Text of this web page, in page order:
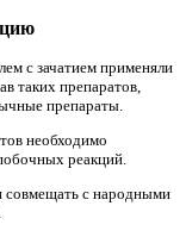
с зачатием применяли
таких препаратов,
препараты.
необходимо
реакций.
совмещать с народными